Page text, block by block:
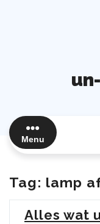
Menu
Tag: lamp
Alles wat